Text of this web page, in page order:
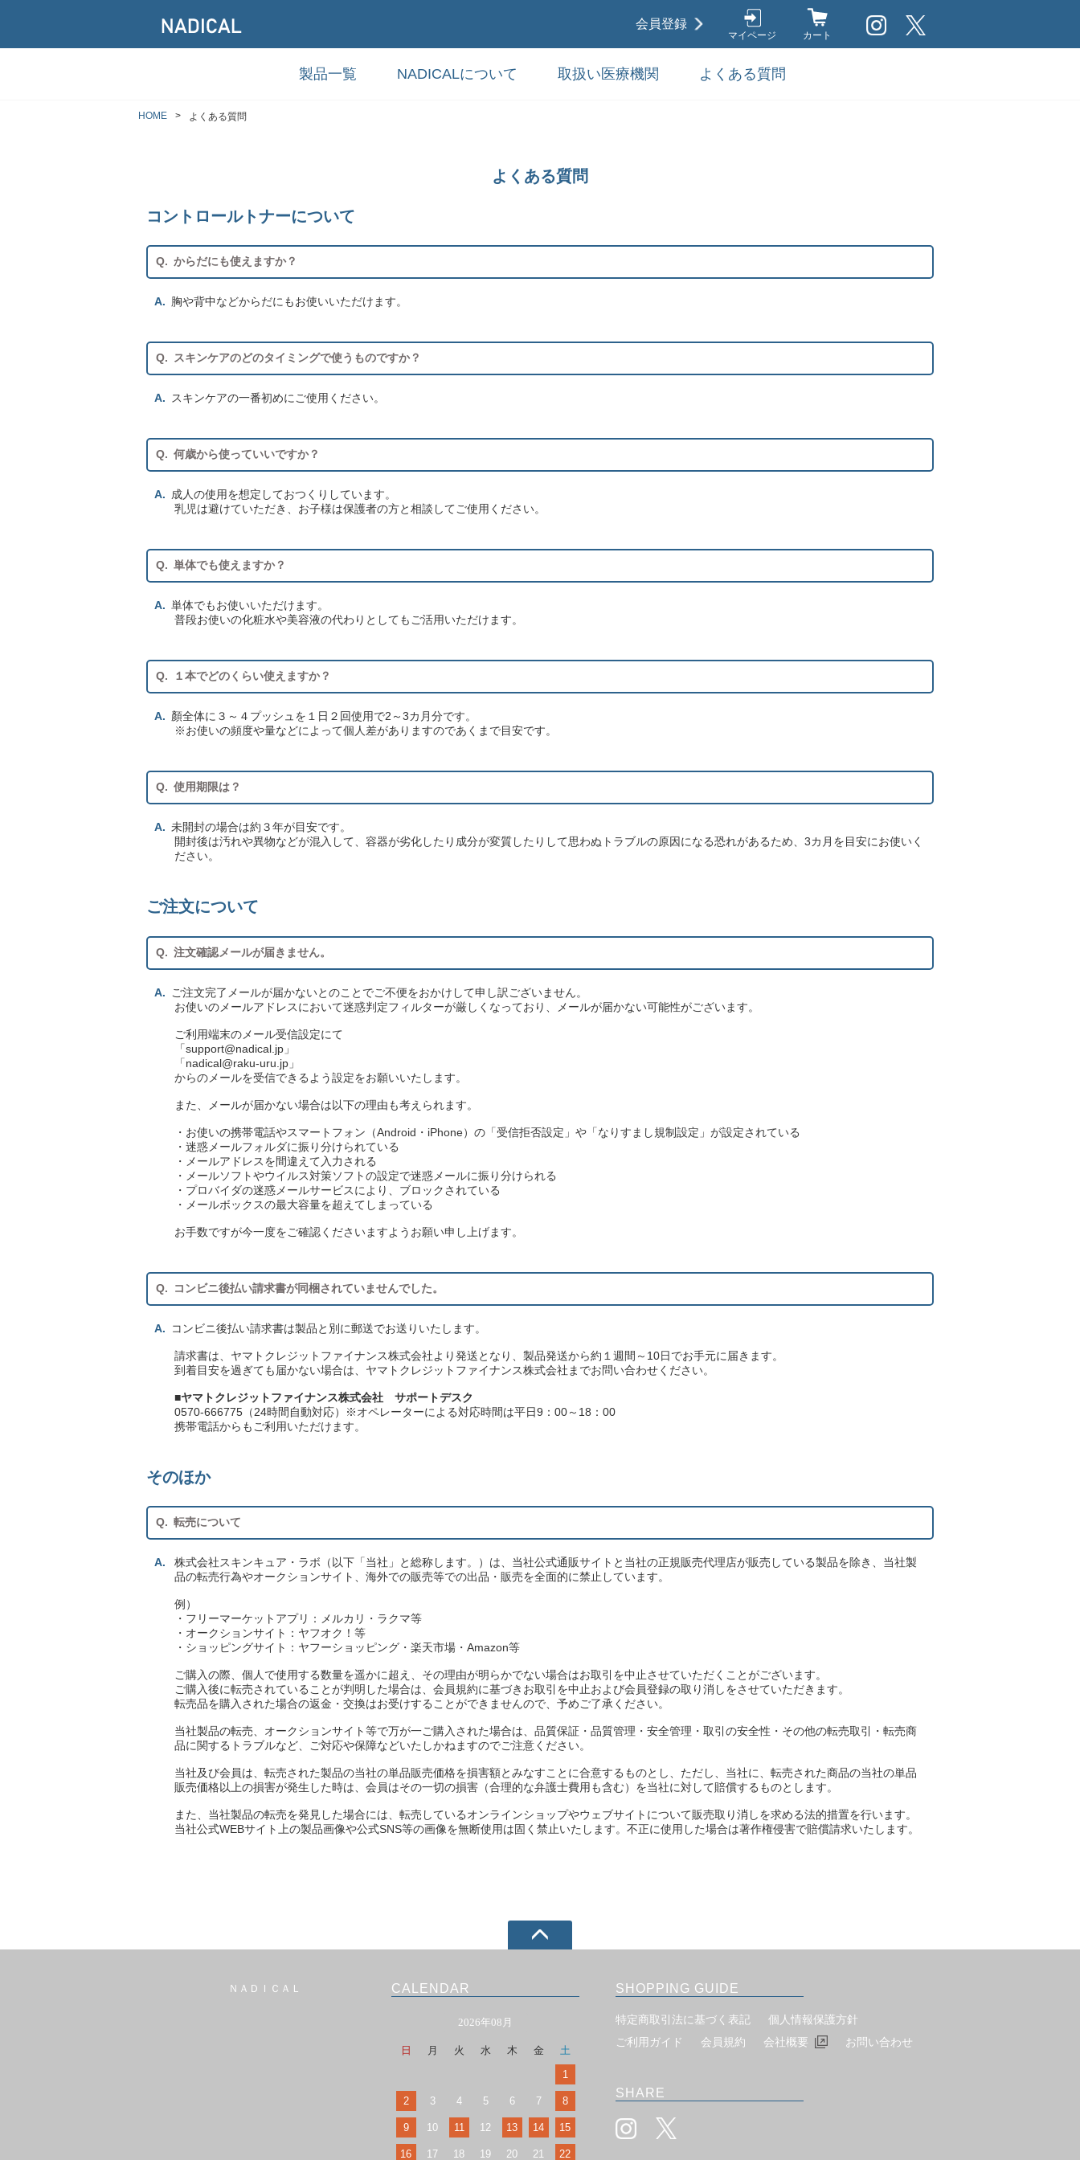
会員登録
マイページ カート
製品一覧 NADICALについて 取扱い医療機関 よくある質問
HOME よくある質問
よくある質問
コントロールトナーについて
からだにも使えますか？
胸や背中などからだにもお使いいただけます。
スキンケアのどのタイミングで使うものですか？
スキンケアの一番初めにご使用ください。
何歳から使っていいですか？
成人の使用を想定しておつくりしています。
乳児は避けていただき、お子様は保護者の方と相談してご使用ください。
単体でも使えますか？
単体でもお使いいただけます。
普段お使いの化粧水や美容液の代わりとしてもご活用いただけます。
１本でどのくらい使えますか？
顏全体に３～４プッシュを１日２回使用で2～3カ月分です。
※お使いの頻度や量などによって個人差がありますのであくまで目安です。
使用期限は？
未開封の場合は約３年が目安です。
開封後は汚れや異物などが混入して、容器が劣化したり成分が変質したりして思わぬトラブルの原因になる恐れがあるため、3カ月を目安にお使いく
ださい。
ご注文について
注文確認メールが届きません。
ご注文完了メールが届かないとのことでご不便をおかけして申し訳ございません。
お使いのメールアドレスにおいて迷惑判定フィルターが厳しくなっており、メールが届かない可能性がございます。
ご利用端末のメール受信設定にて
「support@nadical.jp」
「nadical@raku-uru.jp」
からのメールを受信できるよう設定をお願いいたします。
また、メールが届かない場合は以下の理由も考えられます。
・お使いの携帯電話やスマートフォン（Android・iPhone）の「受信拒否設定」や「なりすまし規制設定」が設定されている
・迷惑メールフォルダに振り分けられている
・メールアドレスを間違えて入力される
・メールソフトやウイルス対策ソフトの設定で迷惑メールに振り分けられる
・プロバイダの迷惑メールサービスにより、ブロックされている
・メールボックスの最大容量を超えてしまっている
お手数ですが今一度をご確認くださいますようお願い申し上げます。
コンビニ後払い請求書が同梱されていませんでした。
コンビニ後払い請求書は製品と別に郵送でお送りいたします。
請求書は、ヤマトクレジットファイナンス株式会社より発送となり、製品発送から約１週間～10日でお手元に届きます。
到着目安を過ぎても届かない場合は、ヤマトクレジットファイナンス株式会社までお問い合わせください。
■ヤマトクレジットファイナンス株式会社 サポートデスク
0570-666775（24時間自動対応）※オペレーターによる対応時間は平日9：00～18：00
携帯電話からもご利用いただけます。
そのほか
転売について
株式会社スキンキュア・ラボ（以下「当社」と総称します。）は、当社公式通販サイトと当社の正規販売代理店が販売している製品を除き、当社製
品の転売行為やオークションサイト、海外での販売等での出品・販売を全面的に禁止しています。
例）
・フリーマーケットアプリ：メルカリ・ラクマ等
・オークションサイト：ヤフオク！等
・ショッピングサイト：ヤフーショッピング・楽天市場・Amazon等
ご購入の際、個人で使用する数量を遥かに超え、その理由が明らかでない場合はお取引を中止させていただくことがございます。
ご購入後に転売されていることが判明した場合は、会員規約に基づきお取引を中止および会員登録の取り消しをさせていただきます。
転売品を購入された場合の返金・交換はお受けすることができませんので、予めご了承ください。
当社製品の転売、オークションサイト等で万が一ご購入された場合は、品質保証・品質管理・安全管理・取引の安全性・その他の転売取引・転売商
品に関するトラブルなど、ご対応や保障などいたしかねますのでご注意ください。
当社及び会員は、転売された製品の当社の単品販売価格を損害額とみなすことに合意するものとし、ただし、当社に、転売された商品の当社の単品
販売価格以上の損害が発生した時は、会員はその一切の損害（合理的な弁護士費用も含む）を当社に対して賠償するものとします。
また、当社製品の転売を発見した場合には、転売しているオンラインショップやウェブサイトについて販売取り消しを求める法的措置を行います。
当社公式WEBサイト上の製品画像や公式SNS等の画像を無断使用は固く禁止いたします。不正に使用した場合は著作権侵害で賠償請求いたします。
ＮＡＤＩＣＡＬ CALENDAR
2026年08月
日 月 火 水 木 金
土
1
2 3 4 5 6 7 8
9 10 11 12 13 14 15
16 17 18 19 20 21 22
SHOPPING GUIDE
特定商取引法に基づく表記
個人情報保護方針
ご利用ガイド
会員規約 会社概要 お問い合わせ
SHARE